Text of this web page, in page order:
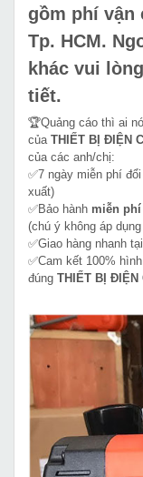
gồm phí vận
Tp. HCM.
khác vui
tiết.
🏆Quảng cáo thì ai
của THIẾT BỊ ĐIỆN
của các anh/chị:
✅7 ngày miễn phí
xuất)
✅Bảo hành miễn phí
(chú ý không áp
✅Giao hàng nhanh
✅Cam kết 100%
đúng THIẾT BỊ ĐIỆN